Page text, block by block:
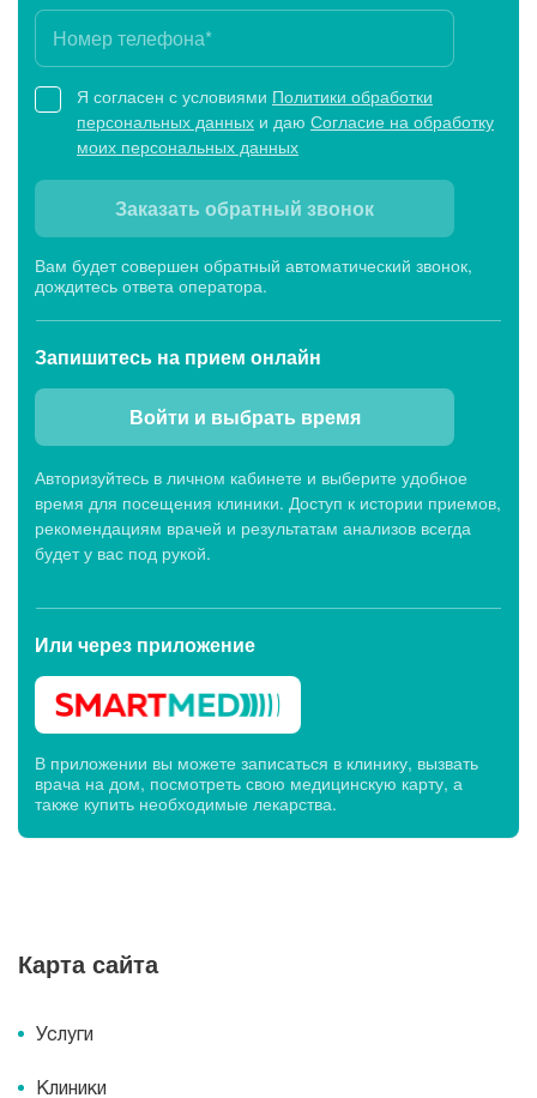
Я согласен с условиями Политики обработки
персональных данных и даю Согласие на обработку
моих персональных данных
Заказать обратный звонок
Вам будет совершен обратный автоматический звонок,
дождитесь ответа оператора.
Запишитесь на прием онлайн
Войти и выбрать время
Авторизуйтесь в личном кабинете и выберите удобное
время для посещения клиники. Доступ к истории приемов,
рекомендациям врачей и результатам анализов всегда
будет у вас под рукой.
Или через приложение
В приложении вы можете записаться в клинику, вызвать
врача на дом, посмотреть свою медицинскую карту, а
также купить необходимые лекарства.
Карта сайта
Услуги
Клиники